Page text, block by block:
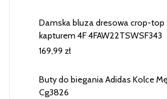
Damska bluza dresowa crop-top
kapturem 4F 4FAW22TSWSF343
169,99 zł
Buty do biegania Adidas Kolce
Cg3826